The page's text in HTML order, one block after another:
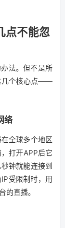
点不能忽
法。但不是所
几个核心点——
络
在全球多个地区
打开APP后它
钟就能连接到
受限制时，用
的直播。